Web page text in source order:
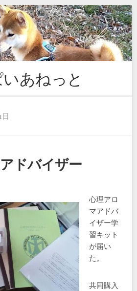
あねっと
日
ドバイザー
心理アロ
マアドバ
イザー学
習キット
が届い
た。
共同購入